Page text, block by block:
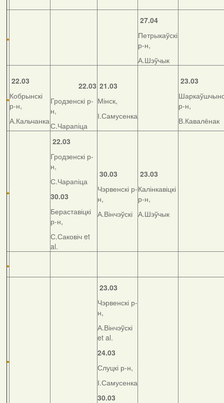
27.04
Петрыкаўскі
р-н,
А.Шэўчык
22.03
Кобрынскі
р-н,
А.Кальчанка
22.03
Гродзенскі р-
н,
С.Чарапіца
21.03
Мінск,
І.Самусенка
23.03
р-н,
В.Кавалёнак
22.03
Гродзенскі р-
н,
С.Чарапіца
30.03
Бераставіцкі
р-н,
С.Саковіч et
al.
30.03
Чэрвенскі р-
н,
А.Вінчэўскі
23.03
Калінкавіцкі
р-н,
А.Шэўчык
23.03
Чэрвенскі р-
н,
А.Вінчэўскі
et al.
24.03
Слуцкі р-н,
І.Самусенка
30.03